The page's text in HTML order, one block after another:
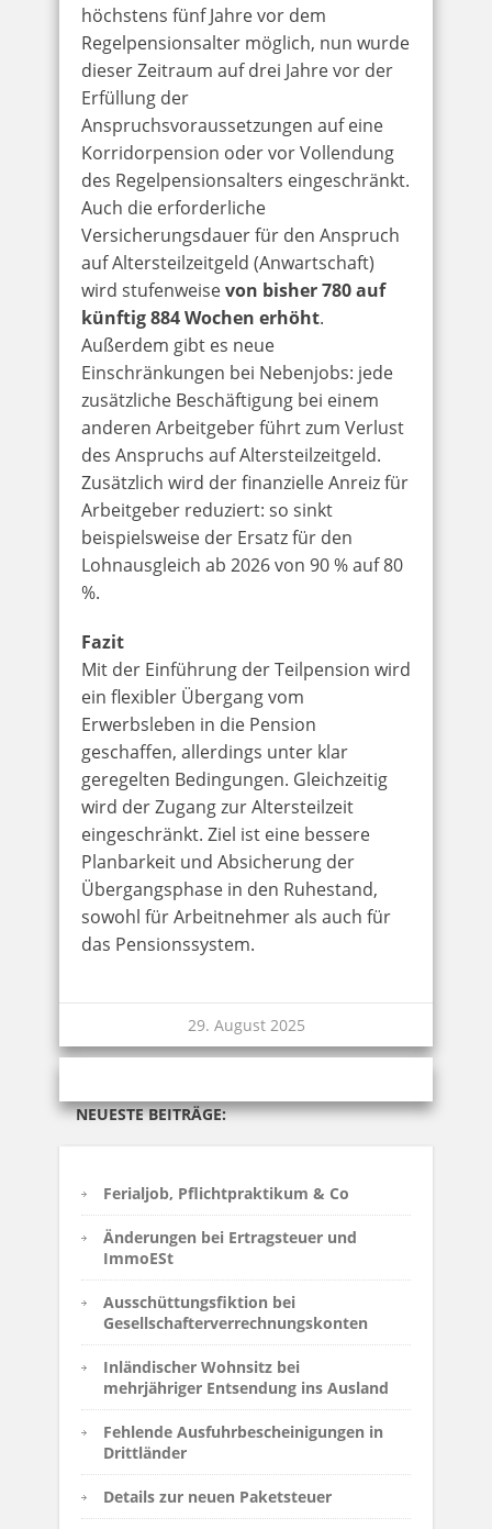
NEUESTE BEITRÄGE:
Ferialjob, Pflichtpraktikum & Co
Änderungen bei Ertragsteuer und
ImmoESt
Ausschüttungsfiktion bei
Gesellschafterverrechnungskonten
Inländischer Wohnsitz bei
mehrjähriger Entsendung ins Ausland
Fehlende Ausfuhrbescheinigungen in
Drittländer
Details zur neuen Paketsteuer
höchstens fünf Jahre vor dem
Regelpensionsalter möglich, nun wurde
dieser Zeitraum auf drei Jahre vor der
Erfüllung der
Anspruchsvoraussetzungen auf eine
Korridorpension oder vor Vollendung
des Regelpensionsalters eingeschränkt.
Auch die erforderliche
Versicherungsdauer für den Anspruch
auf Altersteilzeitgeld (Anwartschaft)
wird stufenweisevon bisher 780 auf
künftig 884 Wochen erhöht.
Außerdem gibt es neue
Einschränkungen bei Nebenjobs: jede
zusätzliche Beschäftigung bei einem
anderen Arbeitgeber führt zum Verlust
des Anspruchs auf Altersteilzeitgeld.
Zusätzlich wird der finanzielle Anreiz für
Arbeitgeber reduziert: so sinkt
beispielsweise der Ersatz für den
Lohnausgleich ab 2026 von 90 % auf 80
%.
Fazit
Mit der Einführung der Teilpension wird
ein flexibler Übergang vom
Erwerbsleben in die Pension
geschaffen, allerdings unter klar
geregelten Bedingungen. Gleichzeitig
wird der Zugang zur Altersteilzeit
eingeschränkt. Ziel ist eine bessere
Planbarkeit und Absicherung der
Übergangsphase in den Ruhestand,
sowohl für Arbeitnehmer als auch für
das Pensionssystem.
29. August 2025